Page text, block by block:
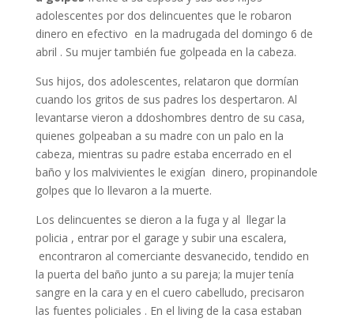
adolescentes por dos delincuentes que le robaron
dinero en efectivo en la madrugada del domingo 6 de
abril . Su mujer también fue golpeada en la cabeza.
Sus hijos, dos adolescentes, relataron que dormían
cuando los gritos de sus padres los despertaron. Al
levantarse vieron a ddoshombres dentro de su casa,
quienes golpeaban a su madre con un palo en la
cabeza, mientras su padre estaba encerrado en el
baño y los malvivientes le exigían dinero, propinandole
golpes que lo llevaron a la muerte.
Los delincuentes se dieron a la fuga y al llegar la
policia , entrar por el garage y subir una escalera,
encontraron al comerciante desvanecido, tendido en
la puerta del baño junto a su pareja; la mujer tenía
sangre en la cara y en el cuero cabelludo, precisaron
las fuentes policiales . En el living de la casa estaban